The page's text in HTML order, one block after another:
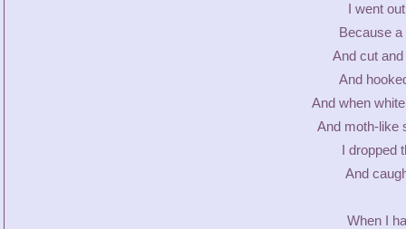
I went
Because
And cut
And
And when
And moth-like
I dropped
And
When I